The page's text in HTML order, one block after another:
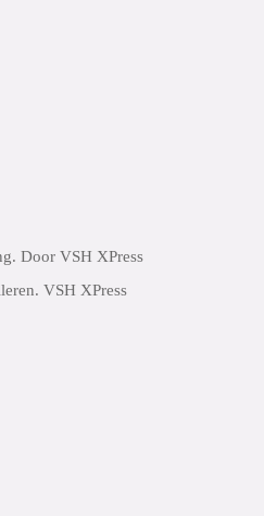
Door VSH XPress
VSH XPress